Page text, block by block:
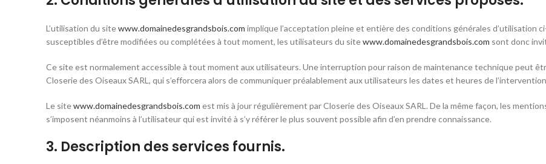
L’utilisation du sitewww.domainedesgrandsbois.com implique l’acceptation pleine et entière des conditions générales d’utilisation
susceptibles d’être modifiées ou complétées à tout moment, les utilisateurs du sitewww.domainedesgrandsbois.com sont donc
Ce site est normalement accessible à tout moment aux utilisateurs. Une interruption pour raison de maintenance technique peut
Closerie des Oiseaux SARL, qui s’efforcera alors de communiquer préalablement aux utilisateurs les dates et heures de
Le sitewww.domainedesgrandsbois.com est mis à jour régulièrement par Closerie des Oiseaux SARL. De la même façon, les
s’imposent néanmoins à l’utilisateur qui est invité à s’y référer le plus souvent possible afin d’en prendre connaissance.
3. Description des services fournis.